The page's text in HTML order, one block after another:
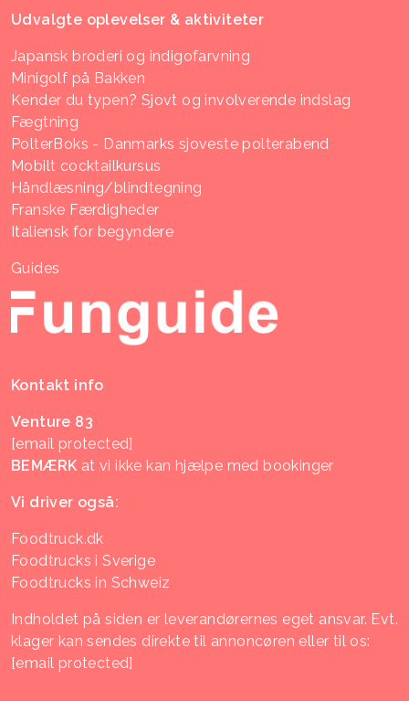
Udvalgte oplevelser & aktiviteter
Japansk broderi og indigofarvning
Minigolf på Bakken
Kender du typen? Sjovt og involverende indslag
Fægtning
PolterBoks - Danmarks sjoveste polterabend
Mobilt cocktailkursus
Håndlæsning/blindtegning
Franske Færdigheder
Italiensk for begyndere
Guides
Kontakt info
Venture 83
[email protected]
BEMÆRK at vi ikke kan hjælpe med bookinger
Vi driver også:
Foodtruck.dk
Foodtrucks i Sverige
Foodtrucks in Schweiz
Indholdet på siden er leverandørernes eget ansvar. Evt.
klager kan sendes direkte til annoncøren eller til os:
[email protected]